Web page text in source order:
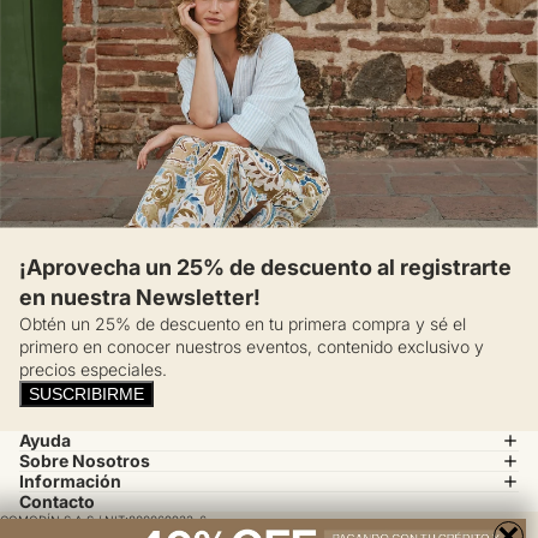
¡Aprovecha un 25% de descuento al registrarte
en nuestra Newsletter!
Obtén un 25% de descuento en tu primera compra y sé el
primero en conocer nuestros eventos, contenido exclusivo y
precios especiales.
SUSCRIBIRME
Ayuda
Sobre Nosotros
Información
Contacto
COMODÍN S.A.S / NIT:800069933-6